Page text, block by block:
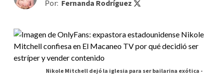
Por: Fernanda Rodríguez
Nikole Mitchell dejó la iglesia para ser bailarina exótica -